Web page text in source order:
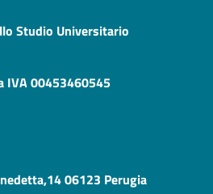
Studio Universitario
IVA 00453460545
06123 Perugia